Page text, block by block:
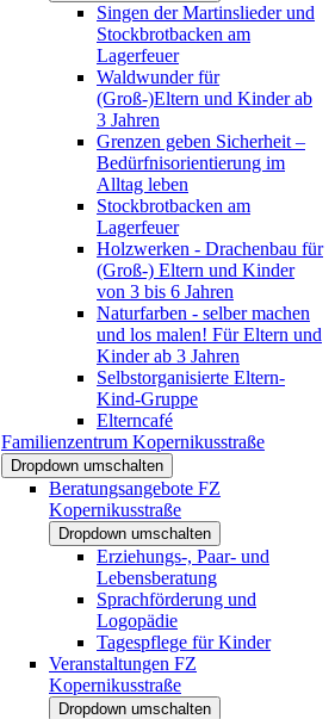
Singen der Martinslieder und
Stockbrotbacken am
Lagerfeuer
Waldwunder für
(Groß-)Eltern und Kinder ab
3 Jahren
Grenzen geben Sicherheit –
Bedürfnisorientierung im
Alltag leben
Stockbrotbacken am
Lagerfeuer
Holzwerken - Drachenbau für
(Groß-) Eltern und Kinder
von 3 bis 6 Jahren
Naturfarben - selber machen
und los malen! Für Eltern und
Kinder ab 3 Jahren
Selbstorganisierte Eltern-
Kind-Gruppe
Elterncafé
Familienzentrum Kopernikusstraße
Dropdown umschalten
Beratungsangebote FZ
Kopernikusstraße
Dropdown umschalten
Erziehungs-, Paar- und
Lebensberatung
Sprachförderung und
Logopädie
Tagespflege für Kinder
Veranstaltungen FZ
Kopernikusstraße
Dropdown umschalten